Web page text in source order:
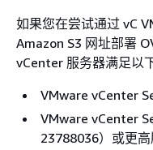
如果您在尝试通过 vC
Amazon S3 网址部署
vCenter 服务器满足以
VMware vCenter
VMware vCenter
23788036）或更